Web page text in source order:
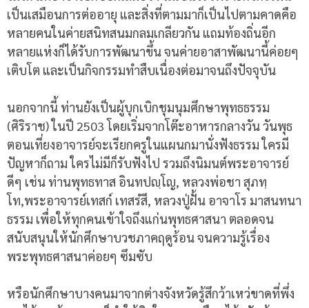
เป็นเสมือนการต่ออายุ และสิ่งที่ตามมาก็เป็นไปตามคาดคือ
หลายคนในค่ายสนิทสนมกลมเกลียวกัน แถมท้องถิ่นอีก
หลายแห่งก็ได้รับการพัฒนาขึ้น จนค่ายอาสาพัฒนานี้ค่อยๆ
เติบโต และเป็นกิจกรรมทำสืบเนื่องต่อมาจนถึงปัจจุบัน
นอกจากนี้ ท่านยังเป็นผู้บุกเบิกชุมนุมศึกษาพุทธธรรม
(ศิริราช) ในปี 2503 โดยเริ่มจากโต๊ะอาหารกลางวัน วันพุธ
ตอนเที่ยงอาจารย์จะเรียกครูในแผนกมานั่งฟังธรรม ใครมี
ปัญหาก็ถาม ใครไม่มีก็รับฟังไป รวมถึงนิมนต์พระอาจารย์
ดีๆ เช่น ท่านพุทธทาส อินทปญฺโญ, หลวงพ่อชา สุภทฺ
โท,พระอาจารย์เทสก์ เทสรํสี, หลวงปู่ฝั้น อาจาโร มาสนทนา
ธรรม เพื่อให้ทุกคนเข้าใจถึงแก่นพุทธศาสนา ตลอดจน
สนับสนุนให้นักศึกษาบวชภาคฤดูร้อน จนความรู้เรื่อง
พระพุทธศาสนาค่อยๆ ซึมซับ
หรือนักศึกษาบางคนมาจากต่างจังหวัดรู้สึกว้าเหว่ขาดที่พึ่ง